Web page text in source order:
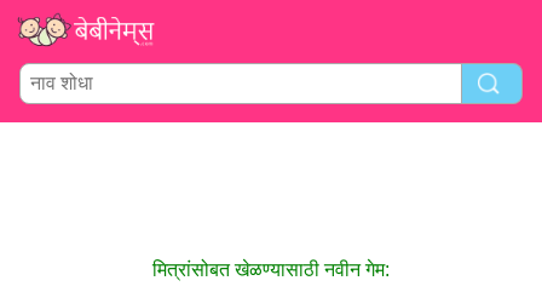
मित्रांसोबत खेळण्यासाठी नवीन गेम: